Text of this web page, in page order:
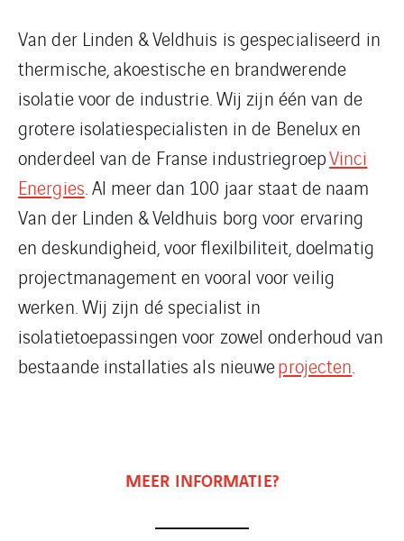
Van der Linden & Veldhuis is gespecialiseerd in
thermische, akoestische en brandwerende
isolatie voor de industrie. Wij zijn één van de
grotere isolatiespecialisten in de Benelux en
onderdeel van de Franse industriegroepVinci
Energies. Al meer dan 100 jaar staat de naam
Van der Linden & Veldhuis borg voor ervaring
en deskundigheid, voor flexilbiliteit, doelmatig
projectmanagement en vooral voor veilig
werken. Wij zijn dé specialist in
isolatietoepassingen voor zowel onderhoud van
bestaande installaties als nieuweprojecten.
MEER INFORMATIE?